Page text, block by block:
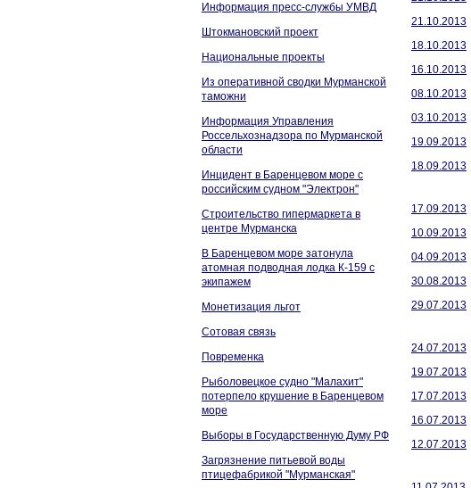
Информация пресс-службы УМВД
Штокмановский проект
Национальные проекты
Из оперативной сводки Мурманской
таможни
Информация Управления
Россельхознадзора по Мурманской
области
Инцидент в Баренцевом море с
российским судном "Электрон"
Строительство гипермаркета в
центре Мурманска
В Баренцевом море затонула
атомная подводная лодка К-159 с
экипажем
Монетизация льгот
Сотовая связь
Повременка
Рыболовецкое судно "Малахит"
потерпело крушение в Баренцевом
море
Выборы в Государственную Думу РФ
Загрязнение питьевой воды
птицефабрикой "Мурманская"
21.10.2013
18.10.2013
16.10.2013
08.10.2013
03.10.2013
19.09.2013
18.09.2013
17.09.2013
10.09.2013
04.09.2013
30.08.2013
29.07.2013
24.07.2013
19.07.2013
17.07.2013
16.07.2013
12.07.2013